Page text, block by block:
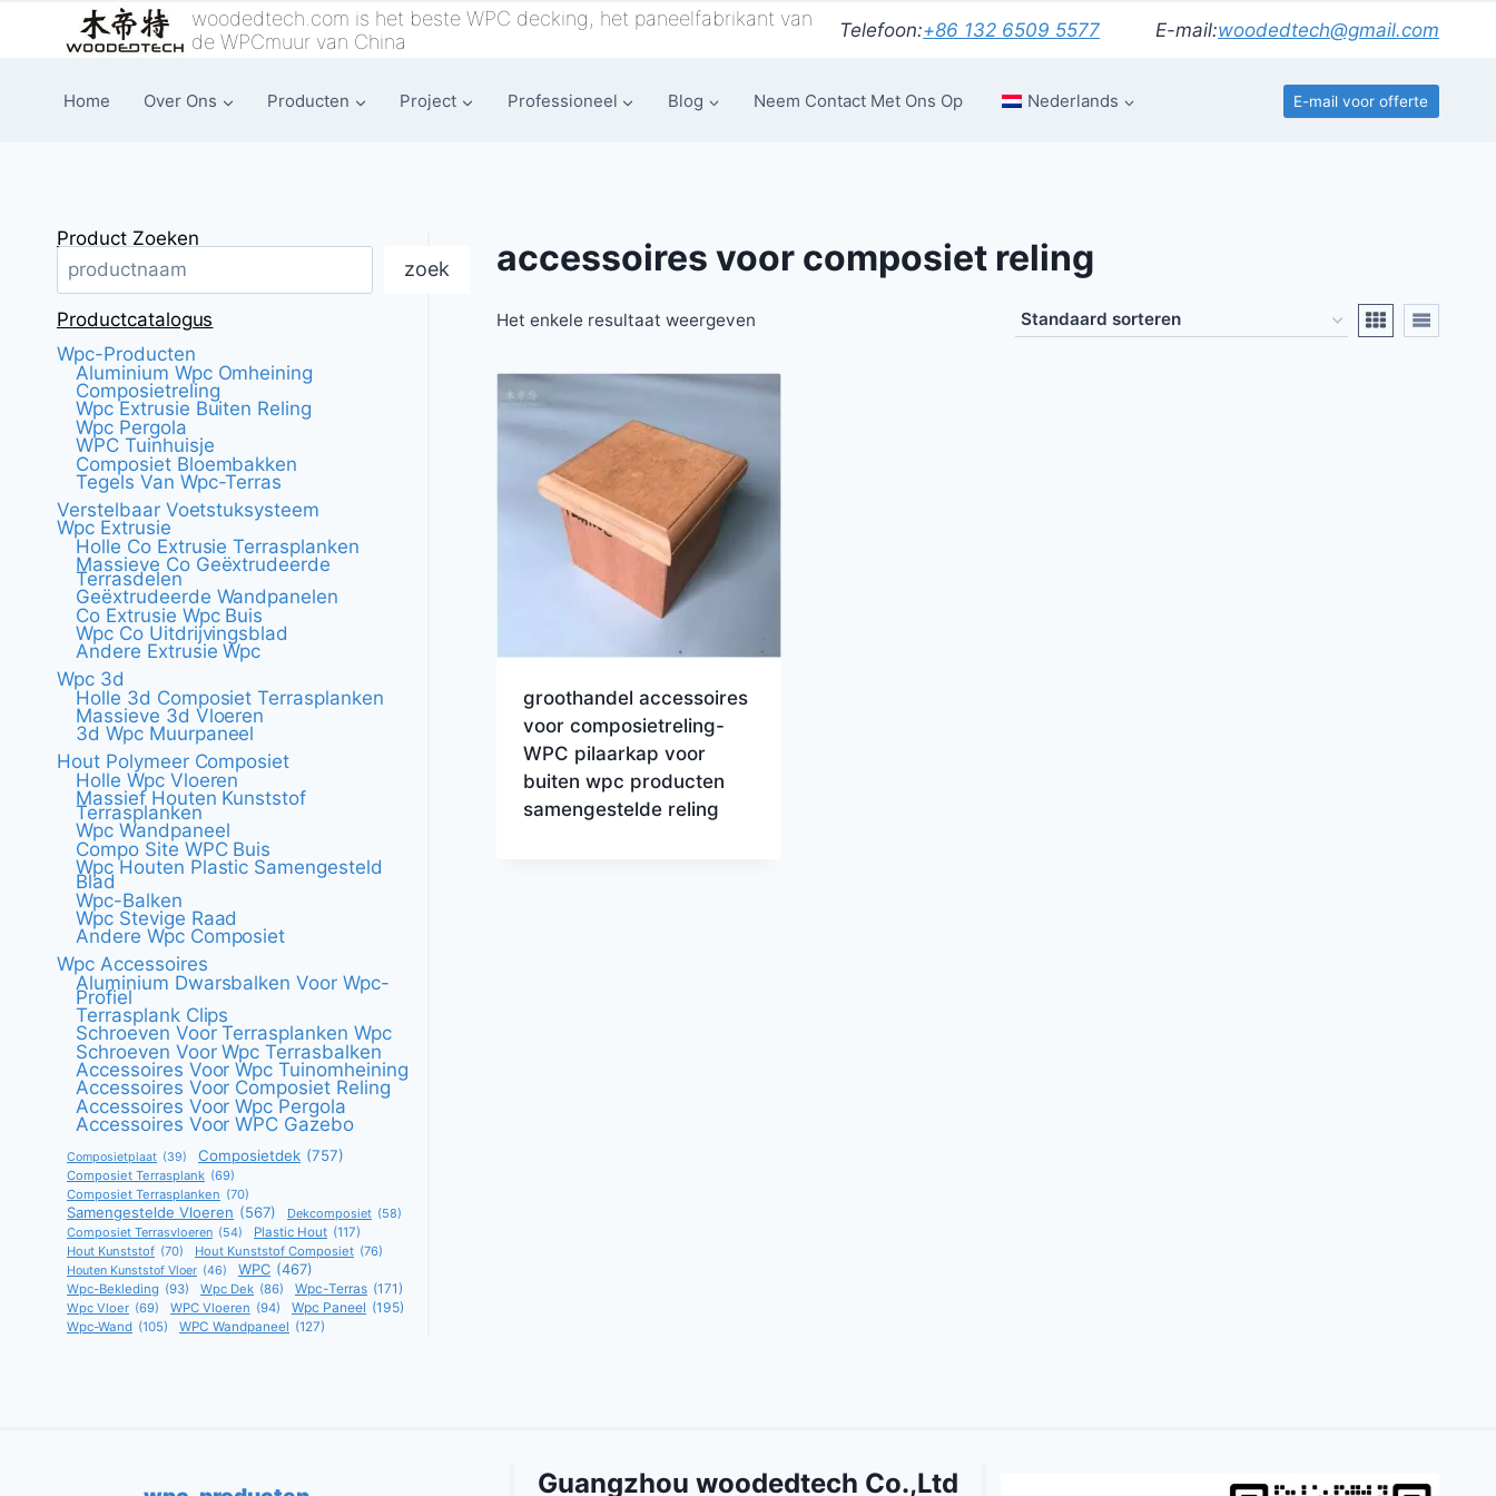
Overslaan
woodedtech.com is het beste WPC decking, het paneelfabrikant van
de WPCmuur van China
Telefoon:+86 132 6509 5577 E-mail:woodedtech@gmail.com
Home Over Ons Producten Project Professioneel Blog Neem Contact Met Ons Op Nederlands E-mail voor offerte
accessoires voor composiet reling
Het enkele resultaat weergeven
groothandel accessoires
voor composietreling-
WPC pilaarkap voor
buiten wpc producten
samengestelde reling
Product Zoeken
zoek
Productcatalogus
Wpc-Producten
Aluminium Wpc Omheining
Composietreling
Wpc Extrusie Buiten Reling
Wpc Pergola
WPC Tuinhuisje
Composiet Bloembakken
Tegels Van Wpc-Terras
Verstelbaar Voetstuksysteem
Wpc Extrusie
Holle Co Extrusie Terrasplanken
Massieve Co Geëxtrudeerde
Terrasdelen
Geëxtrudeerde Wandpanelen
Co Extrusie Wpc Buis
Wpc Co Uitdrijvingsblad
Andere Extrusie Wpc
Wpc 3d
Holle 3d Composiet Terrasplanken
Massieve 3d Vloeren
3d Wpc Muurpaneel
Hout Polymeer Composiet
Holle Wpc Vloeren
Massief Houten Kunststof
Terrasplanken
Wpc Wandpaneel
Compo Site WPC Buis
Wpc Houten Plastic Samengesteld
Blad
Wpc-Balken
Wpc Stevige Raad
Andere Wpc Composiet
Wpc Accessoires
Aluminium Dwarsbalken Voor Wpc-
Profiel
Terrasplank Clips
Schroeven Voor Terrasplanken Wpc
Schroeven Voor Wpc Terrasbalken
Accessoires Voor Wpc Tuinomheining
Accessoires Voor Composiet Reling
Accessoires Voor Wpc Pergola
Accessoires Voor WPC Gazebo
Composietplaat (39) Composietdek (757)
Composiet Terrasplank (69)
Composiet Terrasplanken (70)
Samengestelde Vloeren (567) Dekcomposiet (58)
Composiet Terrasvloeren (54) Plastic Hout (117)
Hout Kunststof (70) Hout Kunststof Composiet (76)
Houten Kunststof Vloer (46) WPC (467)
Wpc-Bekleding (93) Wpc Dek (86) Wpc-Terras (171)
Wpc Vloer (69) WPC Vloeren (94) Wpc Paneel (195)
Wpc-Wand (105) WPC Wandpaneel (127)
Guangzhou woodedtech Co.,Ltd